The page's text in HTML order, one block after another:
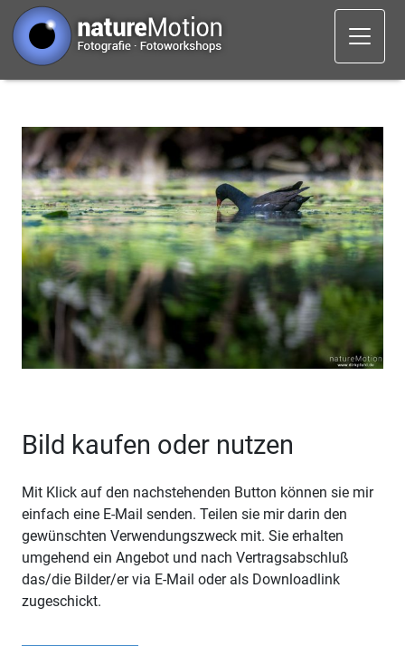
Bild kaufen oder nutzen
Mit Klick auf den nachstehenden Button können sie mir
einfach eine E-Mail senden. Teilen sie mir darin den
gewünschten Verwendungszweck mit. Sie erhalten
umgehend ein Angebot und nach Vertragsabschluß
das/die Bilder/er via E-Mail oder als Downloadlink
zugeschickt.